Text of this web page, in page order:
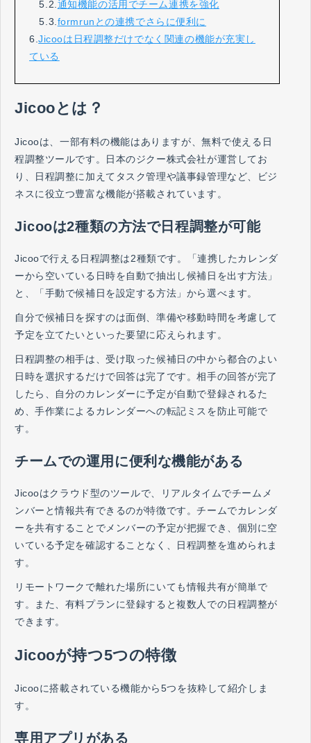
5.2. 通知機能の活用でチーム連携を強化
5.3. formrunとの連携でさらに便利に
6.Jicooは日程調整だけでなく関連の機能が充実し
ている
Jicooとは？
Jicooは、一部有料の機能はありますが、無料で使える日
程調整ツールです。日本のジクー株式会社が運営してお
り、日程調整に加えてタスク管理や議事録管理など、ビジ
ネスに役立つ豊富な機能が搭載されています。
Jicooは2種類の方法で日程調整が可能
Jicooで行える日程調整は2種類です。「連携したカレンダ
ーから空いている日時を自動で抽出し候補日を出す方法」
と、「手動で候補日を設定する方法」から選べます。
自分で候補日を探すのは面倒、準備や移動時間を考慮して
予定を立てたいといった要望に応えられます。
日程調整の相手は、受け取った候補日の中から都合のよい
日時を選択するだけで回答は完了です。相手の回答が完了
したら、自分のカレンダーに予定が自動で登録されるた
め、手作業によるカレンダーへの転記ミスを防止可能で
す。
チームでの運用に便利な機能がある
Jicooはクラウド型のツールで、リアルタイムでチームメ
ンバーと情報共有できるのが特徴です。チームでカレンダ
ーを共有することでメンバーの予定が把握でき、個別に空
いている予定を確認することなく、日程調整を進められま
す。
リモートワークで離れた場所にいても情報共有が簡単で
す。また、有料プランに登録すると複数人での日程調整が
できます。
Jicooが持つ5つの特徴
Jicooに搭載されている機能から5つを抜粋して紹介しま
す。
専用アプリがある